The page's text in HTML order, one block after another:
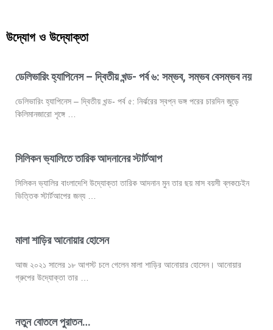
উদ্যোগ ও উদ্যোক্তা
ডেলিভারিং হ্যাপিনেস – দ্বিতীয় খন্ড- পর্ব ৬: সম্ভব, সম্ভব বেসম্ভব নয়
ডেলিভারিং হ্যাপিনেস – দ্বিতীয় খন্ড- পর্ব ৫: নির্ঝরের স্বপ্ন ভঙ্গ পরের চারদিন জুড়ে
কিলিমানজারো শৃঙ্গে …
সিলিকন ভ্যালিতে তারিক আদনানের স্টার্টআপ
সিলিকন ভ্যালির বাংলাদেশি উদ্যোক্তা তারিক আদনান মুন তার ছয় মাস বয়সী ব্লকচেইন
ভিত্তিক স্টার্টআপের জন্য …
মালা শাড়ির আনোয়ার হোসেন
আজ ২০২১ সালের ১৮ আগস্ট চলে গেলেন মালা শাড়ির আনোয়ার হোসেন। আনোয়ার
গ্রুপের উদ্যোক্তা তার …
নতুন বোতলে পুরাতন…